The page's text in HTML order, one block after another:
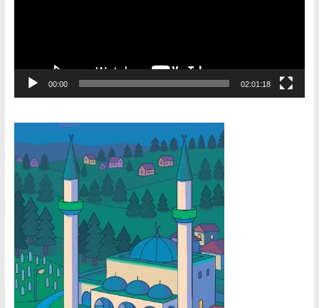
00:00 02:01:18